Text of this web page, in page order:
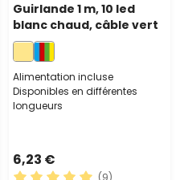
Guirlande 1 m, 10 led
blanc chaud, câble vert
Alimentation incluse
Disponibles en différentes
longueurs
6,23 €
(9)